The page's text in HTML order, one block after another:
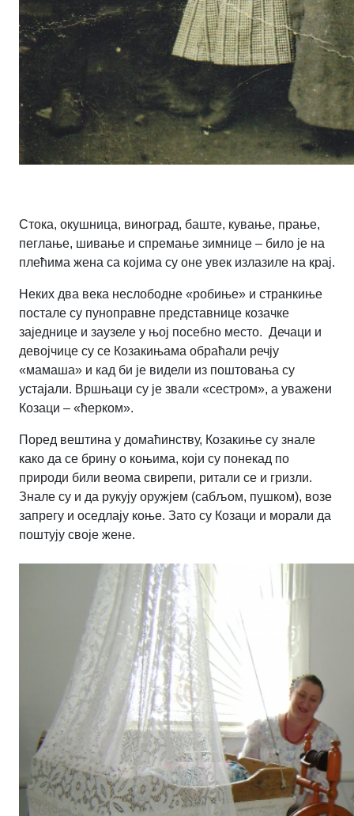
Стока, окушница, виноград, баште, кување, прање,
пеглање, шивање и спремање зимнице – било је на
плећима жена са којима су оне увек излазиле на крај.
Неких два века неслободне «робиње» и странкиње
постале су пуноправне представнице козачке
заједнице и заузеле у њој посебно место. Дечаци и
девојчице су се Козакињама обраћали речју
«мамаша» и кад би је видели из поштовања су
устајали. Вршњаци су је звали «сестром», а уважени
Козаци – «ћерком».
Поред вештина у домаћинству, Козакиње су знале
како да се брину о коњима, који су понекад по
природи били веома свирепи, ритали се и гризли.
Знале су и да рукују оружјем (сабљом, пушком), возе
запрегу и оседлају коње. Зато су Козаци и морали да
поштују своје жене.